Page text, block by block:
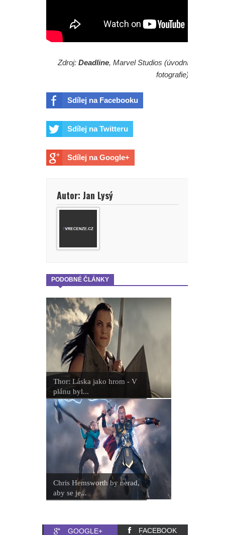
Zdroj: Deadline, Marvel Studios (úvodní
fotografie)
Sdílej na Facebooku
Sdílej na Twitteru
Sdílej na Google+
Autor: Jan Lysý
PODOBNÉ ČLÁNKY
Thor: Láska jako hrom - V
plánu byl...
Chris Hemsworth by nerad,
aby se je...
GOOGLE+
FACEBOOK